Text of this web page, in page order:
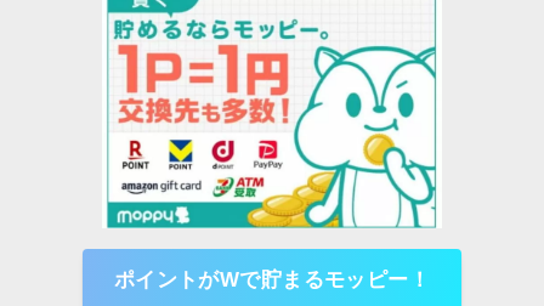
ポイントがWで貯まるモッピー！